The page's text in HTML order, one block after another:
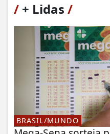
/ + Lidas /
BRASIL/MUNDO